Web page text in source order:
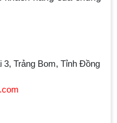
3, Trảng Bom, Tỉnh Đồng